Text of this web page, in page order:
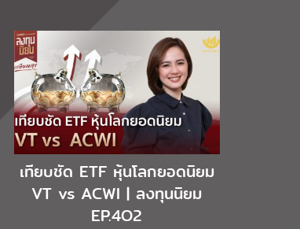
เทียบชัด ETF หุ้นโลกยอดนิยม
VT vs ACWI | ลงทุนนิยม
EP.4O2